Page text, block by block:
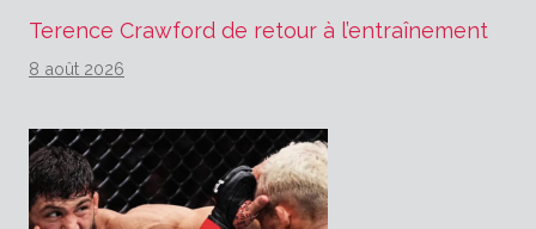
Terence Crawford de retour à l’entraînement
8 août 2026